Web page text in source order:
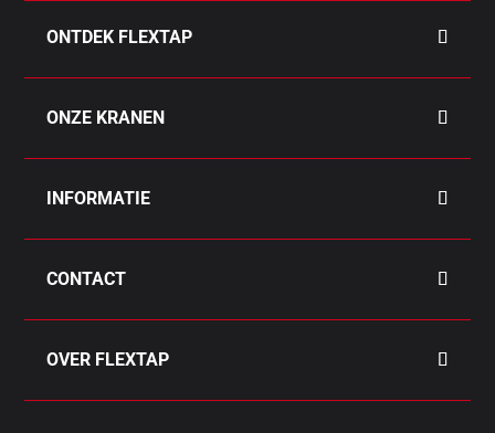
ONTDEK FLEXTAP
ONZE KRANEN
INFORMATIE
CONTACT
OVER FLEXTAP